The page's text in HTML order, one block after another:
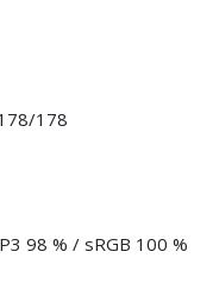
178
98 % / sRGB 100 %